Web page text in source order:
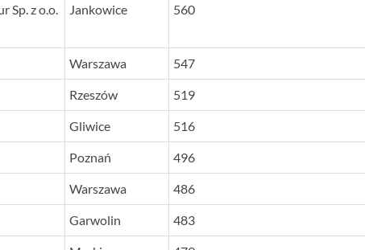
Sp. z o.o.
Jankowice 560
Warszawa 547
Rzeszów 519
Gliwice 516
Poznań 496
Warszawa 486
Garwolin 483